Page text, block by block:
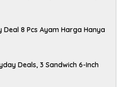
Deal 8 Pcs Ayam Harga Hanya
Deals, 3 Sandwich 6-Inch